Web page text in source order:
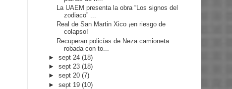
La UAEM presenta la obra “Los signos del
zodiaco” ...
Real de San Martin Xico ¡en riesgo de
colapso!
Recuperan policías de Neza camioneta
robada con to...
►sept 24(18)
►sept 23(18)
►sept 20(7)
►sept 19(10)